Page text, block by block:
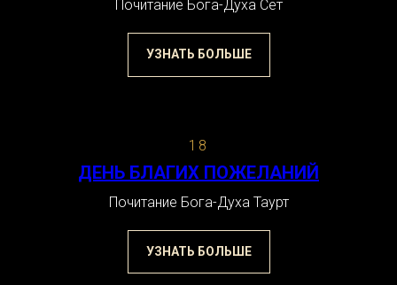
Почитание Бога-Духа Сет
УЗНАТЬ БОЛЬШЕ
18
ДЕНЬ БЛАГИХ ПОЖЕЛАНИЙ
Почитание Бога-Духа Таурт
УЗНАТЬ БОЛЬШЕ